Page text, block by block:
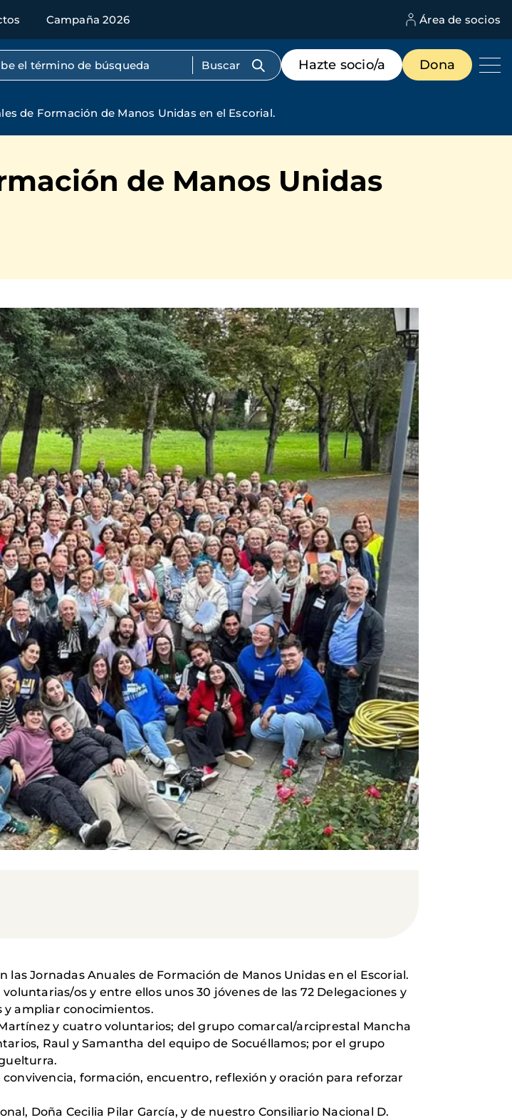
Campaña 2026 Área de socios
por texto completo
Menú
de
destacados
Hazte socio/a Dona
de Formación de Manos Unidas en el Escorial.
de Manos Unidas
las Jornadas Anuales de Formación de Manos Unidas en el Escorial.
os y entre ellos unos 30 jóvenes de las 72 Delegaciones y
y ampliar conocimientos.
y cuatro voluntarios; del grupo comarcal/arciprestal Mancha
Raul y Samantha del equipo de Socuéllamos; por el grupo
formación, encuentro, reflexión y oración para reforzar
Doña Cecilia Pilar García, y de nuestro Consiliario Nacional D.